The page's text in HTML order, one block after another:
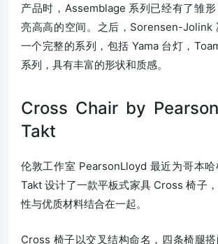
产品时，Assemblage 系列已经有了雏
亮高高的空间。之后，Sorensen-Jolink
一个完整的系列，包括 Yama 台灯，
系列，具有丰富的形状和质感。
Cross Chair by
Takt
伦敦工作室 PearsonLloyd 最近为哥本
Takt 设计了一款平板式家具 Cross 椅子
性与优质材料结合在一起。
Cross 椅子以交叉结构命名，四条椅腿